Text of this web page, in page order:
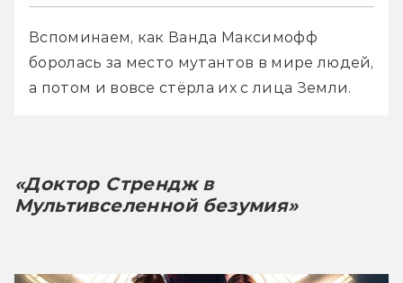
Вспоминаем, как Ванда Максимофф
боролась за место мутантов в мире людей,
а потом и вовсе стёрла их с лица Земли.
«Доктор Стрендж в
Мультивселенной безумия»